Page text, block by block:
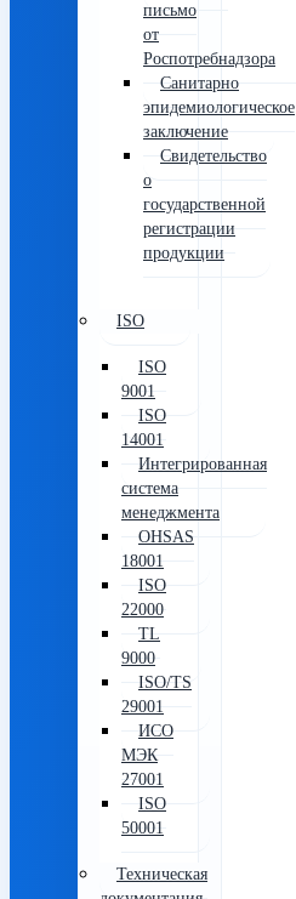
письмо
от
Роспотребнадзора
Санитарно
эпидемиологическое
заключение
Свидетельство
о
государственной
регистрации
продукции
ISO
ISO
9001
ISO
14001
Интегрированная
система
менеджмента
OHSAS
18001
ISO
22000
TL
9000
ISO/TS
29001
ИСО
МЭК
27001
ISO
50001
Техническая